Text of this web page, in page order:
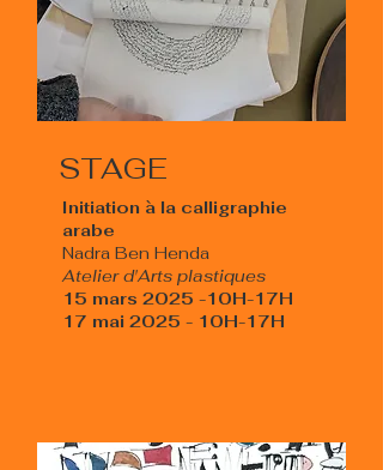
STAGE
Initiation à la calligraphie
arabe
Nadra Ben Henda
Atelier d'Arts plastiques
15 mars 2025 -10H-17H
17 mai 2025 - 10H-17H